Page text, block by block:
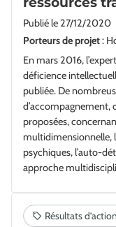
Publié le 27/12/2020
Porteurs de projet:
En mars 2016,
déficience
publiée. De
proposées,
multidimensionnelle,
psychiques, l’auto-
approche